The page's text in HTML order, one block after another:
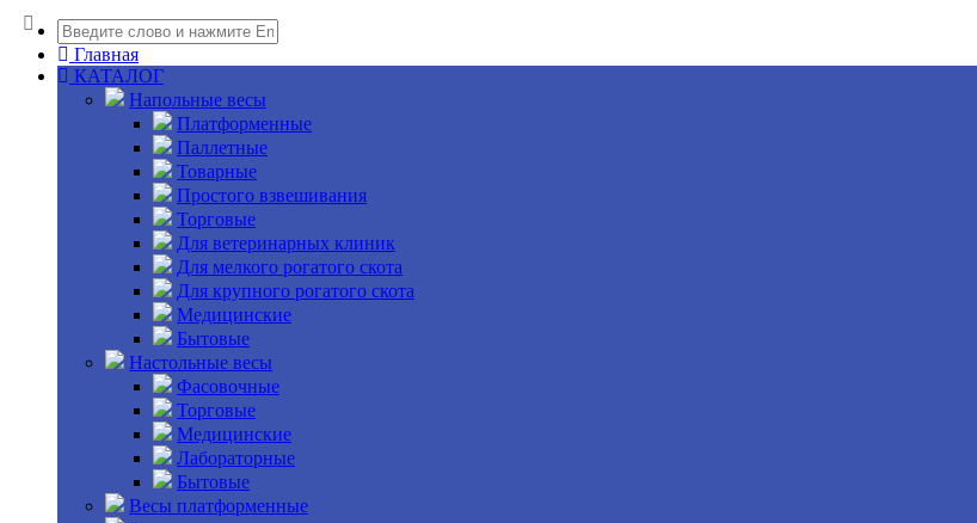
Главная
КАТАЛОГ
Напольные весы
Платформенные
Паллетные
Товарные
Простого взвешивания
Торговые
Для ветеринарных клиник
Для мелкого рогатого скота
Для крупного рогатого скота
Медицинские
Бытовые
Настольные весы
Фасовочные
Торговые
Медицинские
Лабораторные
Бытовые
Весы платформенные